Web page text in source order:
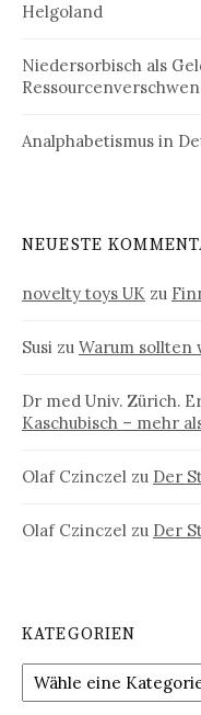
Helgoland
Niedersorbisch als
Analphabetismus in
NEUESTE
novelty toys UK zu
Susi zu Warum sollten
Dr med Univ. Zürich.
Kaschubisch – mehr
Olaf Czinczel zu Der
Olaf Czinczel zu Der
KATEGORIEN